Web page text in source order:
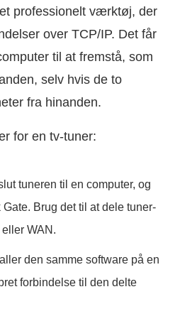
professionelt værktøj, der
over TCP/IP. Det får
til at fremstå, som
selv hvis de to
fra hinanden.
for en tv-tuner:
tuneren til en computer, og
Brug det til at dele tuner-
WAN.
den samme software på en
forbindelse til den delte